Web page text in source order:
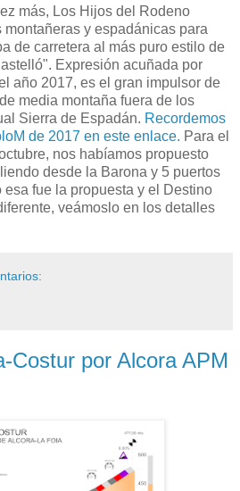
más, Los Hijos del Rodeno
y espadánicas para
de carretera al más puro estilo de
Expresión acuñada por
año 2017, es el gran impulsor de
media montaña fuera de los
Sierra de Espadán. Recordemos
de 2017 en este enlace. Para el
nos habíamos propuesto
desde la Barona y 5 puertos
esa fue la propuesta y el Destino
veámoslo en los detalles
Costur por Alcora APM